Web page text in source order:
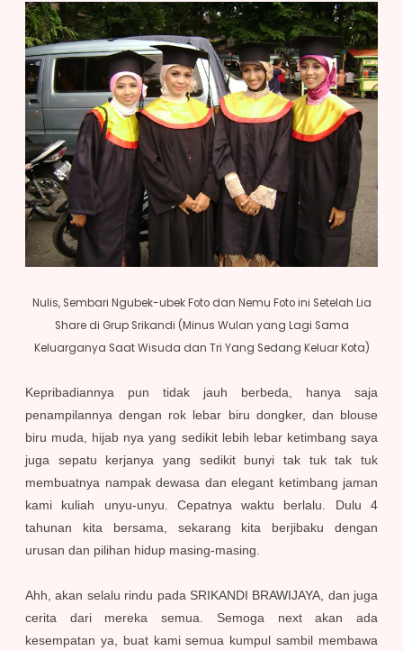
Nulis, Sembari Ngubek-ubek Foto dan Nemu Foto ini Setelah Lia
Share di Grup Srikandi (Minus Wulan yang Lagi Sama
Keluarganya Saat Wisuda dan Tri Yang Sedang Keluar Kota)
Kepribadiannya pun tidak jauh berbeda, hanya saja
penampilannya dengan rok lebar biru dongker, dan blouse
biru muda, hijab nya yang sedikit lebih lebar ketimbang saya
juga sepatu kerjanya yang sedikit bunyi tak tuk tak tuk
membuatnya nampak dewasa dan elegant ketimbang jaman
kami kuliah unyu-unyu. Cepatnya waktu berlalu. Dulu 4
tahunan kita bersama, sekarang kita berjibaku dengan
urusan dan pilihan hidup masing-masing.
Ahh, akan selalu rindu pada SRIKANDI BRAWIJAYA, dan juga
cerita dari mereka semua. Semoga next akan ada
kesempatan ya, buat kami semua kumpul sambil membawa